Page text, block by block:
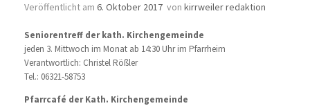
Veröffentlicht am 6. Oktober 2017 von kirrweiler redaktion
Seniorentreff der kath. Kirchengemeinde
jeden 3. Mittwoch im Monat ab 14:30 Uhr im Pfarrheim
Verantwortlich: Christel Rößler
Tel.: 06321-58753
Pfarrcafé der Kath. Kirchengemeinde